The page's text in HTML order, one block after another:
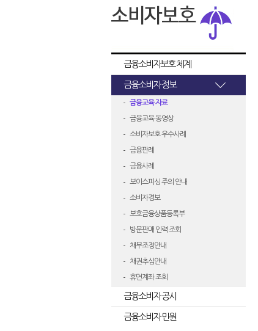
금융소비자보호 체계
금융소비자 정보
금융교육 자료
금융교육 동영상
소비자보호 우수사례
금융판례
금융사례
보이스피싱 주의 안내
소비자경보
보호금융상품등록부
방문판매 인력 조회
채무조정안내
채권추심안내
휴면계좌 조회
금융소비자 공시
금융소비자 민원